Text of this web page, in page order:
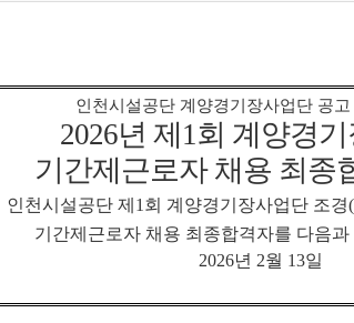
인천시설공단 계양경기장사업단 공고
2026년 제 1 회 계양경
기간제근로자 채용 최종
인천시설공단 제 1 회 계양경기장사업단 조경(
기간제근로자 채용 최종합격자를 다음
2026년 2월 13일